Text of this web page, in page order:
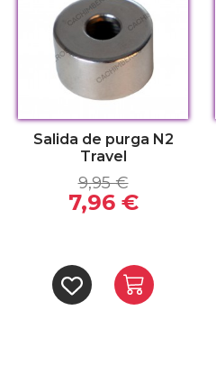
Salida de purga N2
Travel
9,95 €
7,96 €